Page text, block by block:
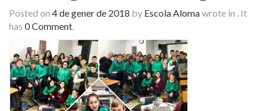
Posted on 4 de gener de 2018 by Escola Alomawrote in . It
has 0 Comment.